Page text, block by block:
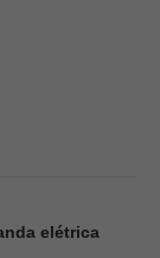
elétrica